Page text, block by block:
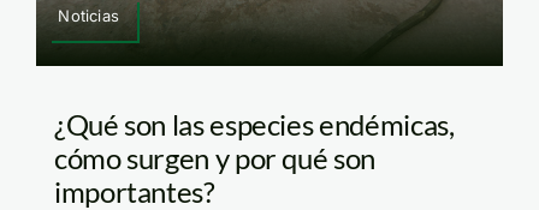
Noticias
¿Qué son las especies endémicas,
cómo surgen y por qué son
importantes?